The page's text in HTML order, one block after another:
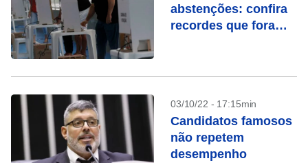
abstenções: confira
recordes que foram
03/10/22 - 17:15min
Candidatos famosos
não repetem
desempenho